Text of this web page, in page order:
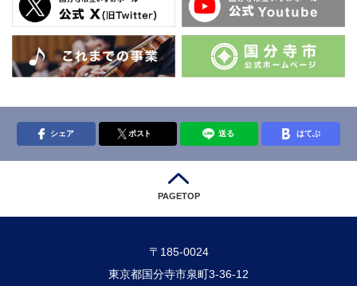
シェア ポスト 送る はてぶ
PAGETOP
〒185-0024
東京都国分寺市泉町3-36-12